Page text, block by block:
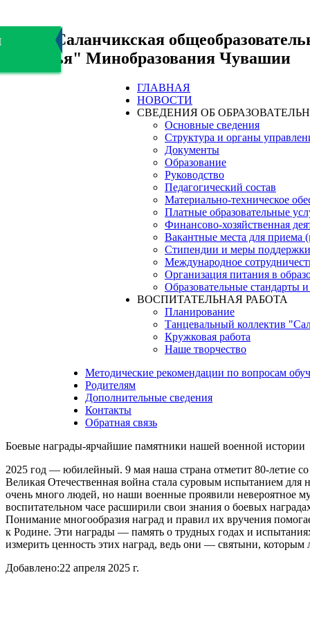
БОУ "Саланчикская
здоровья" Минобразования Чувашии
ГЛАВНАЯ
НОВОСТИ
СВЕДЕНИЯ ОБ
Основные сведения
Структура и органы
Документы
Образование
Руководство
Педагогический состав
Материально-техническое
Платные образовательные
Финансово-хозяйственная
Вакантные места для приема
Стипендии и меры
Международное
Организация питания в
Образовательные стандарты
ВОСПИТАТЕЛЬНАЯ РАБОТА
Планирование
Танцевальный коллектив
Кружковая работа
Наше творчество
Методические рекомендации по вопросам
Родителям
Дополнительные сведения
Контакты
Обратная связь
Боевые награды-ярчайшие памятники нашей военной истории
2025 год — юбилейный. 9 мая наша страна отметит 80-летие
Великая Отечественная война стала суровым испытанием для
очень много людей, но наши военные проявили невероятное
воспитательном часе расширили свои знания о боевых
Понимание многообразия наград и правил их вручения
к Родине. Эти награды — память о трудных годах и
измерить ценность этих наград, ведь они — святыни,
Добавлено:22 апреля 2025 г.